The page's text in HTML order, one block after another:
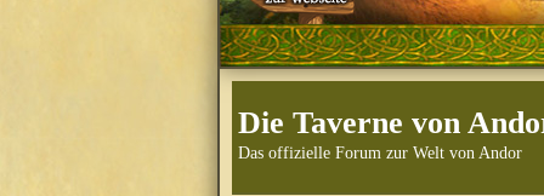
Die Taverne von
Das offizielle Forum zur Welt von Andor